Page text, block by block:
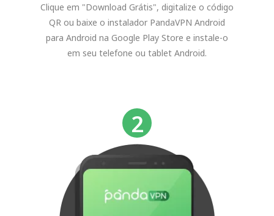
Clique em "Download Grátis", digitalize o código
QR ou baixe o instalador PandaVPN Android
para Android na Google Play Store e instale-o
em seu telefone ou tablet Android.